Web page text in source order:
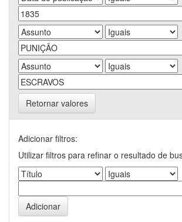
Retornar valores
Adicionar filtros:
Utilizar filtros para refinar o resultado de